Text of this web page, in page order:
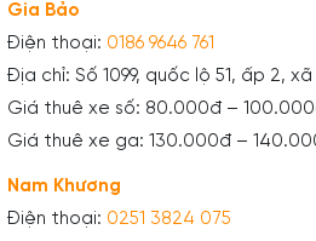
Gia Bảo
Điện thoại: 0186 9646 761
Địa chỉ: Số 1099, quốc lộ 51, ấp 2,
Giá thuê xe số: 80.000đ –
Giá thuê xe ga: 130.000đ –
Nam Khương
Điện thoại: 0251 3824 075